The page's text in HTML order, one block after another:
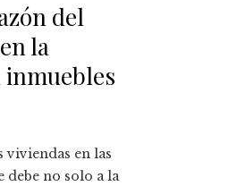
del
la
viviendas en las
debe no solo a la